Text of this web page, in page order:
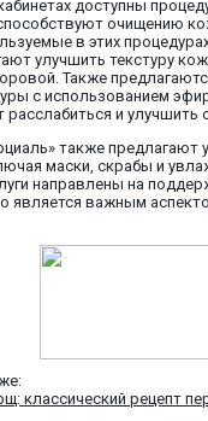
доступны
очищению
в этих
улучшить текстуру
Также
с использованием
и улучшить
также предлагают
маски, скрабы и
направлены на
является важным
классический рецепт